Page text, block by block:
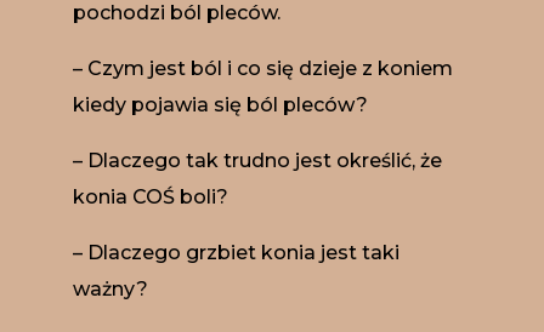
pochodzi ból pleców.
– Czym jest ból i co się dzieje z koniem
kiedy pojawia się ból pleców?
– Dlaczego tak trudno jest określić, że
konia COŚ boli?
– Dlaczego grzbiet konia jest taki
ważny?